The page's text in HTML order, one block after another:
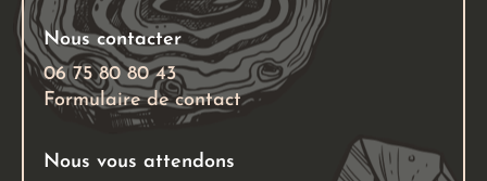
Nous contacter
06 75 80 80 43
Formulaire de contact
Nous vous attendons